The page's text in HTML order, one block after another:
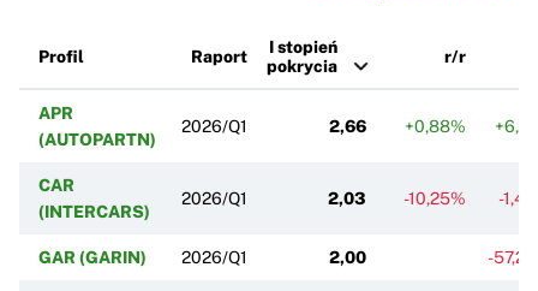
Profil Raport
I stopień
pokrycia
r/r
APR
(AUTOPARTN)
2026/Q1 2,66 +0,88%
CAR
(INTERCARS)
2026/Q1 2,03 -10,25% -
GAR (GARIN) 2026/Q1 2,00 -